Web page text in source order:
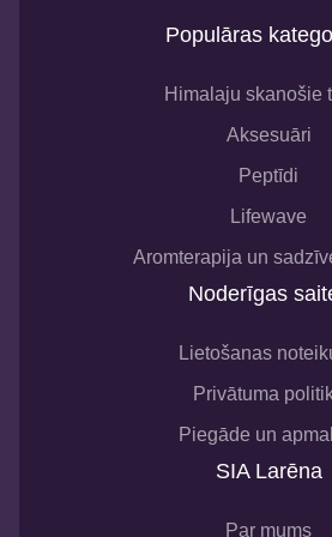
Populāras
Himalaju skanošie
Aksesuāri
Peptīdi
Lifewave
Aromterapija un
Noderīgas
Lietošanas
Privātuma
Piegāde un
SIA Larēna
Par mums